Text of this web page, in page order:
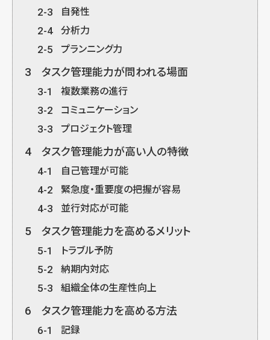
2-3 自発性
2-4 分析力
2-5 プランニング力
3 タスク管理能力が問われる場面
3-1 複数業務の進行
3-2 コミュニケーション
3-3 プロジェクト管理
4 タスク管理能力が高い人の特徴
4-1 自己管理が可能
4-2 緊急度・重要度の把握が容易
4-3 並行対応が可能
5 タスク管理能力を高めるメリット
5-1 トラブル予防
5-2 納期内対応
5-3 組織全体の生産性向上
6 タスク管理能力を高める方法
6-1 記録